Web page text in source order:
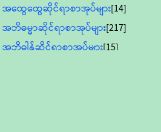
အထွေထွေဆိုင်ရာစာအုပ်များ[14]
အဘိဓမ္မာဆိုင်ရာစာအုပ်များ[217]
အဘိဓါန်ဆိုင်ရာစာအုပ်များ[15]